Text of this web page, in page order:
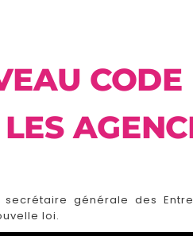
générale des
loi.